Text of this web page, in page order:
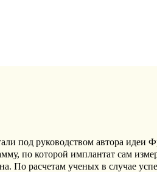
под руководством автора идеи
по которой имплантат сам
По расчетам ученых в случае